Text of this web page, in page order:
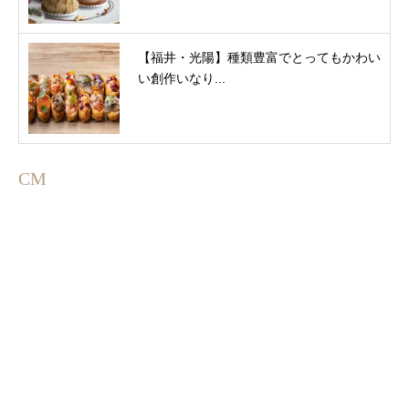
【福井・光陽】種類豊富でとってもかわい
い創作いなり...
CM